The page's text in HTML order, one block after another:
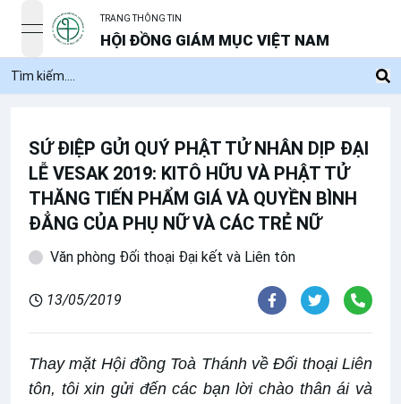
open navigation menu
TRANG THÔNG TIN
HỘI ĐỒNG GIÁM MỤC VIỆT NAM
SỨ ĐIỆP GỬI QUÝ PHẬT TỬ NHÂN DỊP ĐẠI
LỄ VESAK 2019: KITÔ HỮU VÀ PHẬT TỬ
THĂNG TIẾN PHẨM GIÁ VÀ QUYỀN BÌNH
ĐẲNG CỦA PHỤ NỮ VÀ CÁC TRẺ NỮ
Văn phòng Đối thoại Đại kết và Liên tôn
13/05/2019
Thay mặt Hội đồng Toà Thánh về Đối thoại Liên
tôn, tôi xin gửi đến các bạn lời chào thân ái và